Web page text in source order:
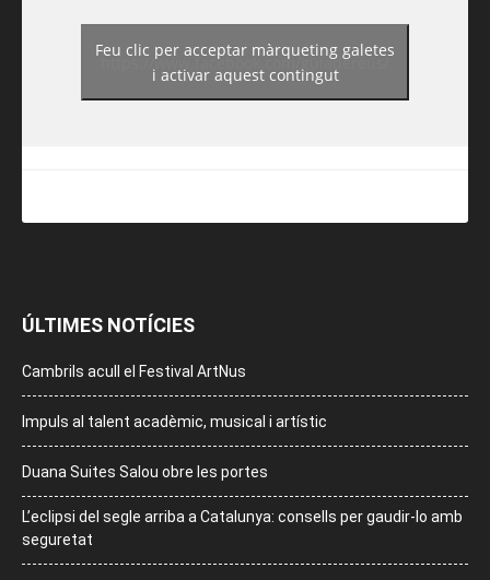
https://www.facebook.com/guiadereus/
Feu clic per acceptar màrqueting galetes
i activar aquest contingut
ÚLTIMES NOTÍCIES
Cambrils acull el Festival ArtNus
Impuls al talent acadèmic, musical i artístic
Duana Suites Salou obre les portes
L’eclipsi del segle arriba a Catalunya: consells per gaudir-lo amb
seguretat